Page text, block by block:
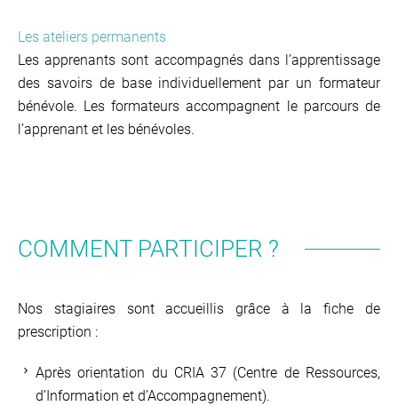
Les ateliers permanents
Les apprenants sont accompagnés dans l’apprentissage
des savoirs de base individuellement par un formateur
bénévole. Les formateurs accompagnent le parcours de
l’apprenant et les bénévoles.
COMMENT PARTICIPER ?
Nos stagiaires sont accueillis grâce à la fiche de
prescription :
Après orientation du CRIA 37 (Centre de Ressources,
d’Information et d’Accompagnement).